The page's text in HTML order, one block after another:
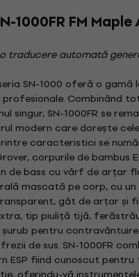
1000FR FM
traducere automată
SN-1000 oferă o gamă
Combinând
singur, SN-1000FR se
modern care dorește
caracteristici se
corpurile de bambus
de bass cu vârf de arțar
mascată pe corp, cu un
gât de arțar și
tip piuliță tijă,
pentru
de sus. SN-1000FR
ESP fiind cunoscut pentru